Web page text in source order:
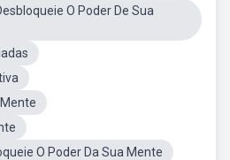
O Poder De Sua
O Poder Da Sua Mente